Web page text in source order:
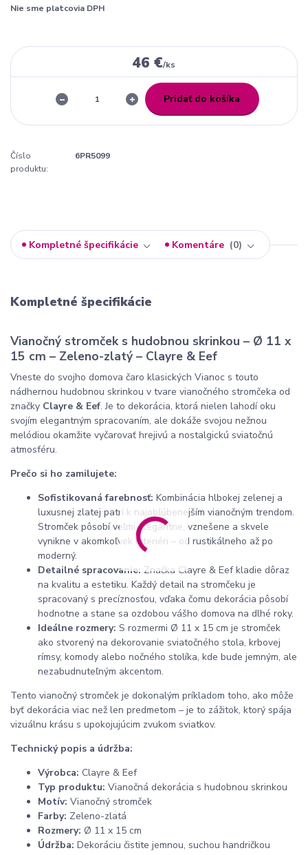
Nie sme platcovia DPH
46 €/ks
Pridať do košíka
Číslo
produktu:
6PR5099
Kompletné špecifikácie Komentáre 0
Kompletné špecifikácie
Vianočný stromček s hudobnou skrinkou – Ø 11 x
15 cm – Zeleno-zlatý – Clayre & Eef
Vneste do svojho domova čaro klasických Vianoc s touto
nádhernou hudobnou skrinkou v tvare vianočného stromčeka od
značky Clayre & Eef. Je to dekorácia, ktorá nielen lahodí oku
svojím elegantným spracovaním, ale dokáže svojou nežnou
melódiou okamžite vyčarovať hrejivú a nostalgickú sviatočnú
atmosféru.
Prečo si ho zamilujete:
Sofistikovaná farebnosť: Kombinácia hlbokej zelenej a
luxusnej zlatej patrí k najobľúbenejším vianočným trendom.
Stromček pôsobí veľmi elegantne, vznešene a skvele
vynikne v akomkoľvek interiéri – od rustikálneho až po
moderný.
Detailné spracovanie: Značka Clayre & Eef kladie dôraz
na kvalitu a estetiku. Každý detail na stromčeku je
spracovaný s precíznosťou, vďaka čomu dekorácia pôsobí
hodnotne a stane sa ozdobou vášho domova na dlhé roky.
Ideálne rozmery: S rozmermi Ø 11 x 15 cm je stromček
ako stvorený na dekorovanie sviatočného stola, krbovej
rímsy, komody alebo nočného stolíka, kde bude jemným, ale
nezabudnuteľným akcentom.
Tento vianočný stromček je dokonalým príkladom toho, ako môže
byť dekorácia viac než len predmetom – je to zážitok, ktorý spája
vizuálnu krásu s upokojujúcim zvukom sviatkov.
Technický popis a údržba:
Výrobca: Clayre & Eef
Typ produktu: Vianočná dekorácia s hudobnou skrinkou
Motív: Vianočný stromček
Farby: Zeleno-zlatá
Rozmery: Ø 11 x 15 cm
Údržba: Dekoráciu čistite jemnou, suchou handričkou